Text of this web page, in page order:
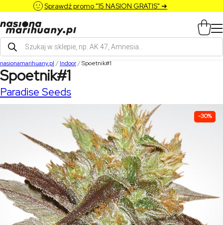
Sprawdź promo "15 NASION GRATIS" ➔
Wyszukiwarka
produktów
nasionamarihuany.pl / Indoor/Spoetnik#1
Spoetnik#1
Paradise Seeds
-30%